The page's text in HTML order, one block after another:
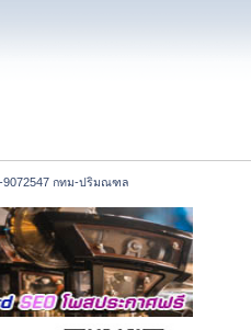
9072547 กทม-ปริมณฑล